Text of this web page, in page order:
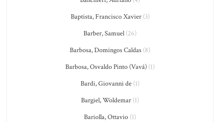
Baptista, Francisco Xavier(3)
Barber, Samuel (26)
Barbosa, Domingos Caldas (8)
Barbosa, Osvaldo Pinto (Vavá) (1)
Bardi, Giovanni de (1)
Bargiel, Woldemar (1)
Bariolla, Ottavio (1)